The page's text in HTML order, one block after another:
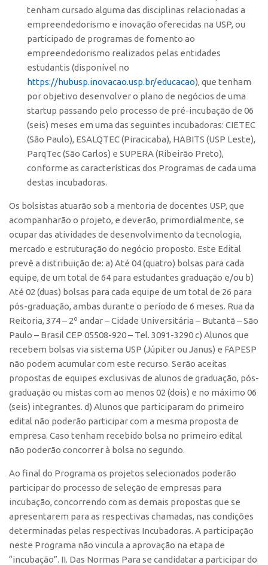
Premiações
Edição 2025
Edição 2019
Edição 2017
Inovação em Números
Propriedade Intelectual
Patentes
Marcas
Softwares
Desenho Industrial
Buscar Anterioridade
Como solicitar
Portal do Inventor
VPI – Vocação para Inovação
Patrimônio Genético
Leis e Normas
Transferência de Tecnologia
Editais de TT
PD&I
Chamamento
Parcerias PD&I
PIPE/FAPESP
SPRINT
Exceções
tenham cursado alguma das disciplinas relacionadas a
empreendedorismo e inovação oferecidas na USP, ou
participado de programas de fomento ao
empreendedorismo realizados pelas entidades
estudantis (disponível no
https://hubusp.inovacao.usp.br/educacao), que tenham
por objetivo desenvolver o plano de negócios de uma
startup passando pelo processo de pré-incubação de 06
(seis) meses em uma das seguintes incubadoras: CIETEC
(São Paulo), ESALQTEC (Piracicaba), HABITS (USP Leste),
ParqTec (São Carlos) e SUPERA (Ribeirão Preto),
conforme as características dos Programas de cada uma
destas incubadoras.
Os bolsistas atuarão sob a mentoria de docentes USP, que
acompanharão o projeto, e deverão, primordialmente, se
ocupar das atividades de desenvolvimento da tecnologia,
mercado e estruturação do negócio proposto. Este Edital
prevê a distribuição de: a) Até 04 (quatro) bolsas para cada
equipe, de um total de 64 para estudantes graduação e/ou b)
Até 02 (duas) bolsas para cada equipe de um total de 26 para
pós-graduação, ambas durante o período de 6 meses. Rua da
Reitoria, 374 – 2º andar – Cidade Universitária – Butantã – São
Paulo – Brasil CEP 05508-920 – Tel. 3091-3290 c) Alunos que
recebem bolsas via sistema USP (Júpiter ou Janus) e FAPESP
não podem acumular com este recurso. Serão aceitas
propostas de equipes exclusivas de alunos de graduação, pós-
graduação ou mistas com ao menos 02 (dois) e no máximo 06
(seis) integrantes. d) Alunos que participaram do primeiro
edital não poderão participar com a mesma proposta de
empresa. Caso tenham recebido bolsa no primeiro edital
não poderão concorrer à bolsa no segundo.
Ao final do Programa os projetos selecionados poderão
participar do processo de seleção de empresas para
incubação, concorrendo com as demais propostas que se
apresentarem para as respectivas chamadas, nas condições
determinadas pelas respectivas Incubadoras. A participação
neste Programa não vincula a aprovação na etapa de
“incubação”. II. Das Normas Para se candidatar a participar do